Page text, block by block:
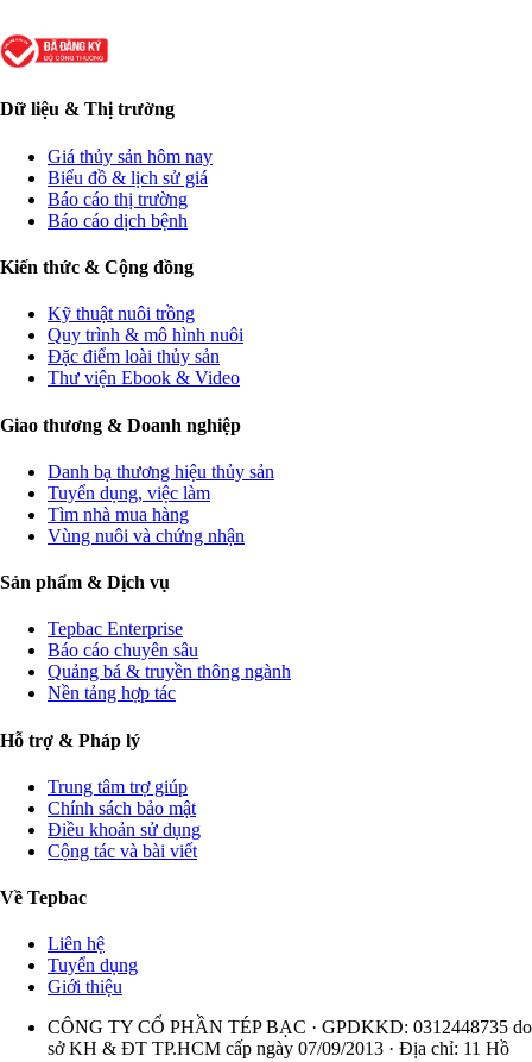
Dữ liệu & Thị trường
Giá thủy sản hôm nay
Biểu đồ & lịch sử giá
Báo cáo thị trường
Báo cáo dịch bệnh
Kiến thức & Cộng đồng
Kỹ thuật nuôi trồng
Quy trình & mô hình nuôi
Đặc điểm loài thủy sản
Thư viện Ebook & Video
Giao thương & Doanh nghiệp
Danh bạ thương hiệu thủy sản
Tuyển dụng, việc làm
Tìm nhà mua hàng
Vùng nuôi và chứng nhận
Sản phẩm & Dịch vụ
Tepbac Enterprise
Báo cáo chuyên sâu
Quảng bá & truyền thông ngành
Nền tảng hợp tác
Hỗ trợ & Pháp lý
Trung tâm trợ giúp
Chính sách bảo mật
Điều khoản sử dụng
Cộng tác và bài viết
Về Tepbac
Liên hệ
Tuyển dụng
Giới thiệu
CÔNG TY CỔ PHẦN TÉP BẠC · GPDKKD: 0312448735 do
sở KH & ĐT TP.HCM cấp ngày 07/09/2013 · Địa chỉ: 11 Hồ